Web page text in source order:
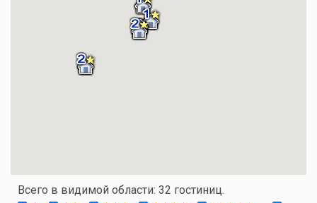
Всего в видимой области: 32 гостиниц.